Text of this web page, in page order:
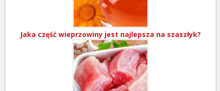
Jaka część wieprzowiny jest najlepsza na szaszłyk?